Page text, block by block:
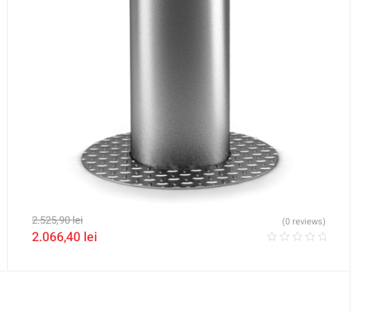
2.525,90lei
2.066,40 lei
(0 reviews)